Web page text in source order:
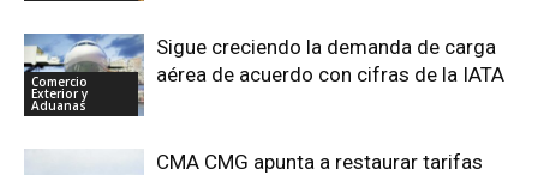
Comercio
Exterior y
Aduanas
Sigue creciendo la demanda de carga
aérea de acuerdo con cifras de la IATA
CMA CMG apunta a restaurar tarifas